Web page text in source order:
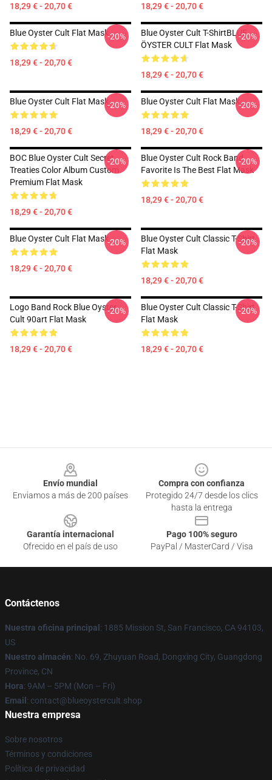
18,29 € - 20,70 € 18,29 € - 20,70 €
Blue Oyster Cult Flat Mask
18,29 € - 20,70 €
-20%
Blue Oyster Cult T-ShirtBLUE
ÖYSTER CULT Flat Mask
18,29 € - 20,70 €
-20%
Blue Oyster Cult Flat Mask
18,29 € - 20,70 €
-20% Blue Oyster Cult Flat Mask
18,29 € - 20,70 €
-20%
BOC Blue Oyster Cult Secret
Treaties Color Album Custom
Premium Flat Mask
18,29 € - 20,70 €
-20%
Blue Oyster Cult Rock Band
Favorite Is The Best Flat Mask
18,29 € - 20,70 €
-20%
Blue Oyster Cult Flat Mask
18,29 € - 20,70 €
-20%
Blue Oyster Cult Classic T-Shirt
Flat Mask
18,29 € - 20,70 €
-20%
Logo Band Rock Blue Oyster
Cult 90art Flat Mask
18,29 € - 20,70 €
-20%
Blue Oyster Cult Classic T-Shirt
Flat Mask
18,29 € - 20,70 €
-20%
Envío mundial
Enviamos a más de 200 países
Compra con confianza
Protegido 24/7 desde los clics
hasta la entrega
Garantía internacional
Ofrecido en el país de uso
Pago 100% seguro
PayPal / MasterCard / Visa
Contáctenos
Nuestra oficina principal : 1885 Mission St, San Francisco, CA 94103,
US
Nuestro almacén: No. 69, Zhuyuan Road, Dongxing City, Guangdong
Province, CN
Hora: 9AM – 5PM (Mon – Fri)
Email : contact@blueoystercult.shop
Nuestra empresa
Sobre nosotros
Términos y condiciones
Política de privacidad